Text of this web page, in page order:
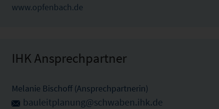
www.opfenbach.de
IHK Ansprechpartner
Melanie Bischoff (Ansprechpartnerin)
bauleitplanung@schwaben.ihk.de